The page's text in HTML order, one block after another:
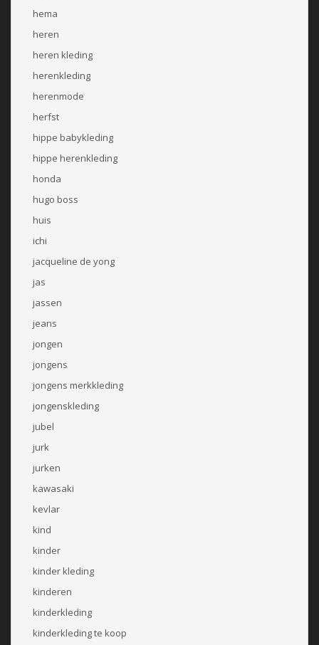
hema
heren
heren kleding
herenkleding
herenmode
herfst
hippe babykleding
hippe herenkleding
honda
hugo boss
huis
ichi
jacqueline de yong
jas
jassen
jeans
jongen
jongens
jongens merkkleding
jongenskleding
jubel
jurk
jurken
kawasaki
kevlar
kind
kinder
kinder kleding
kinderen
kinderkleding
kinderkleding te koop